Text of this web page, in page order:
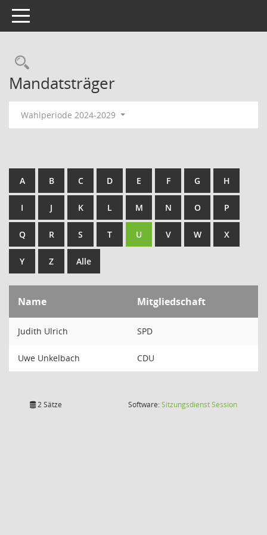
Toggle navigation
Rechercheauswahl
Mandatsträger
Wahlperiode 2024-2029
A B C D E F G H
I J K L M N O P
Q R S T U V W X
Y Z Alle
Name Mitgliedschaft
Judith Ulrich SPD
Uwe Unkelbach CDU
2 Sätze Software:SitzungsdienstSession(Wird in